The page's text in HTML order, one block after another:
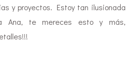
y proyectos. Estoy tan ilusionada
Ana, te mereces esto y más,